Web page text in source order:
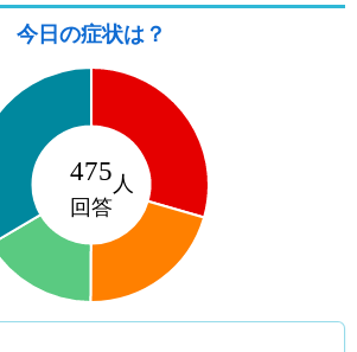
今日の症状は？